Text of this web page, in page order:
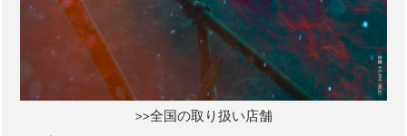
>>全国の取り扱い店舗